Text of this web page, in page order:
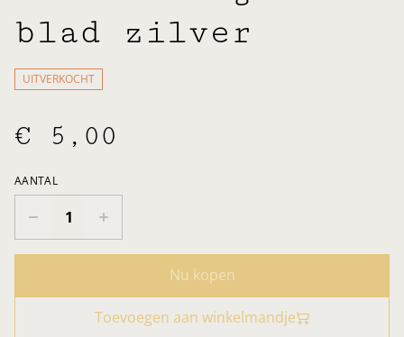
blad zilver
UITVERKOCHT
€ 5,00
AANTAL
Nu kopen
Toevoegen aan winkelmandje